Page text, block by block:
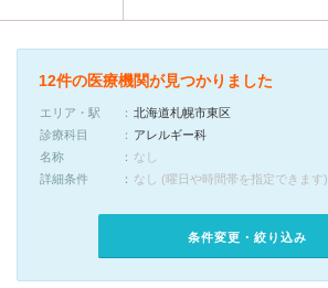
12件の医療機関が見つかりました
エリア・駅
北海道札幌市東区
診療科目
アレルギー科
名称
なし
詳細条件
なし (曜日や時間帯を指定できます)
条件変更・絞り込み